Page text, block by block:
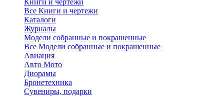
Книги и чертежи
Все Книги и чертежи
Каталоги
Журналы
Модели собранные и покрашенные
Все Модели собранные и покрашенные
Авиация
Авто Мото
Диорамы
Бронетехника
Сувениры, подарки